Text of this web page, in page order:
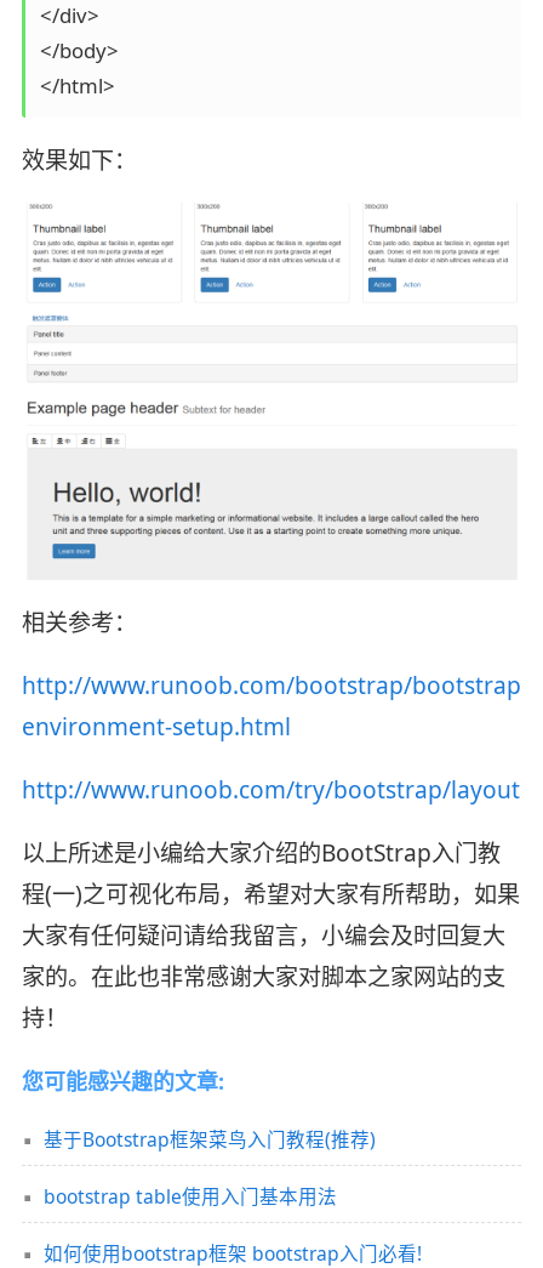
</div>
</body>
</html>
效果如下：
相关参考：
http://www.runoob.com/bootstrap/bootstrap-
environment-setup.html
http://www.runoob.com/try/bootstrap/layoutit/
以上所述是小编给大家介绍的BootStrap入门教
程(一)之可视化布局，希望对大家有所帮助，如果
大家有任何疑问请给我留言，小编会及时回复大
家的。在此也非常感谢大家对脚本之家网站的支
持！
您可能感兴趣的文章:
基于Bootstrap框架菜鸟入门教程(推荐)
bootstrap table使用入门基本用法
如何使用bootstrap框架 bootstrap入门必看!